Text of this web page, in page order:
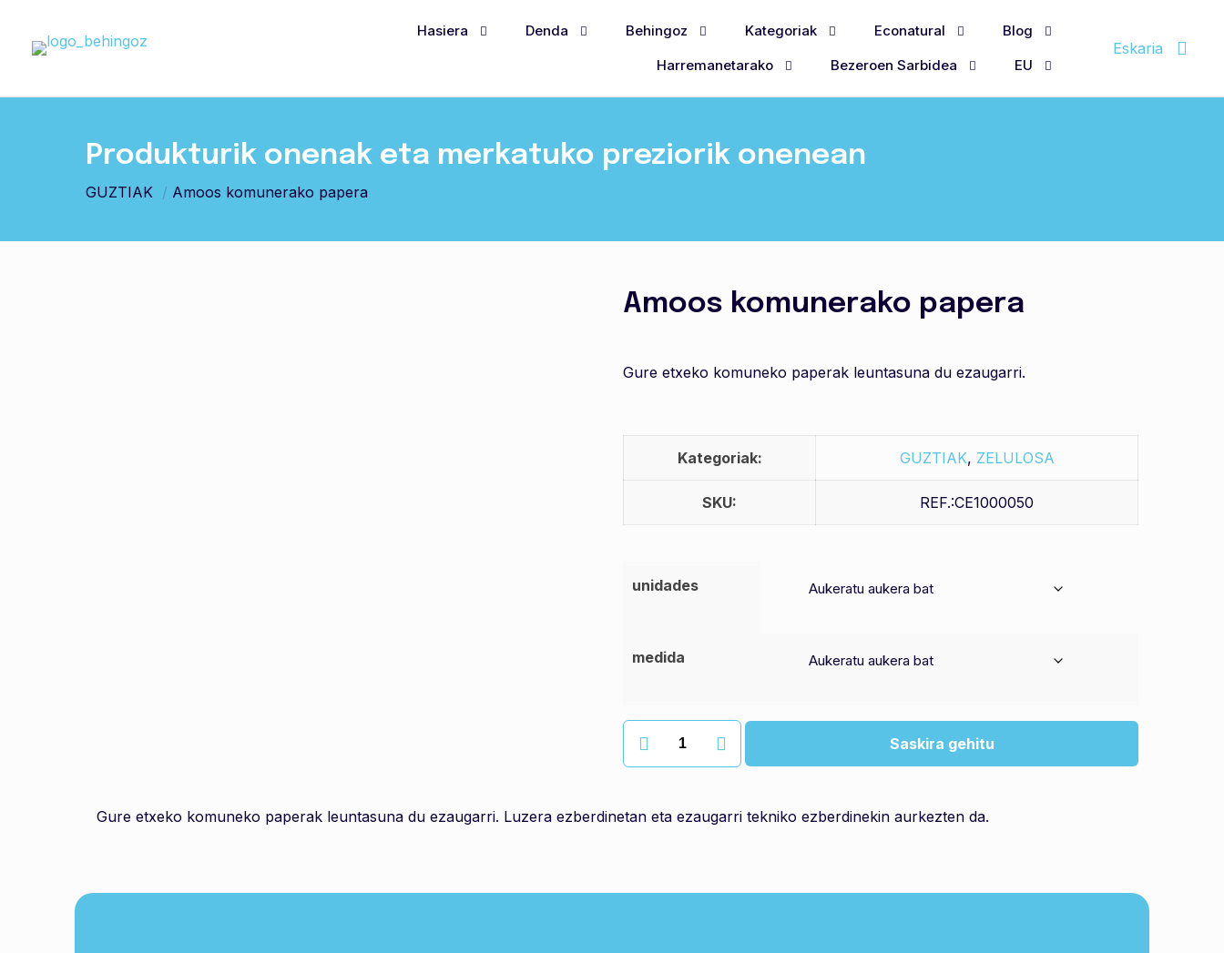
Hasiera Denda Behingoz Kategoriak Econatural
Blog
Harremanetarako
Bezeroen Sarbidea EU
Eskaria
Produkturik onenak eta merkatuko preziorik onenean
GUZTIAK / Amoos komunerako papera
Amoos komunerako papera
Gure etxeko komuneko paperak leuntasuna du ezaugarri.
Kategoriak: GUZTIAK, ZELULOSA
SKU: REF.:CE1000050
unidades
medida
quantity
Saskira gehitu
Gure etxeko komuneko paperak leuntasuna du ezaugarri. Luzera ezberdinetan eta ezaugarri tekniko ezberdinekin aurkezten da.